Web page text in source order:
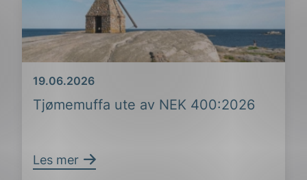
Tjømemuffa ute av NEK 400:2026
Dato
19.06.2026
Les mer